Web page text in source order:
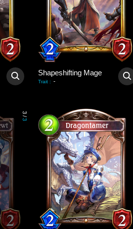
Shapeshifting Mage
Trait : -
3
/
3